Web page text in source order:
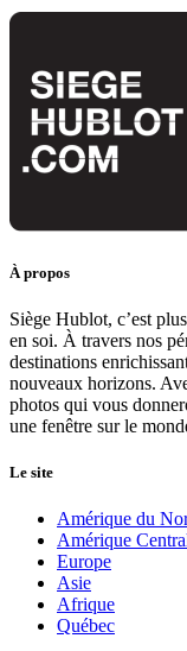
À propos
Siège Hublot, c’est
en soi. À travers nos
destinations
nouveaux horizons.
photos qui vous
une fenêtre sur le
Le site
Amérique du
Amérique
Europe
Asie
Afrique
Québec